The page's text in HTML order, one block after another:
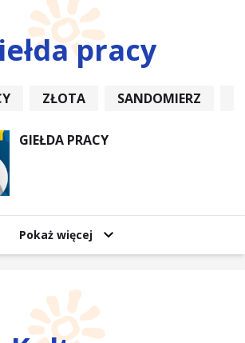
pracy
ZŁOTA SANDOMIERZ
GIEŁDA PRACY
Pokaż więcej